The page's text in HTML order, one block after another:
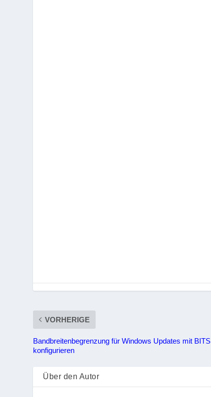
VORHERIGE
Bandbreitenbegrenzung für Windows Updates mit BITS
konfigurieren
Über den Autor